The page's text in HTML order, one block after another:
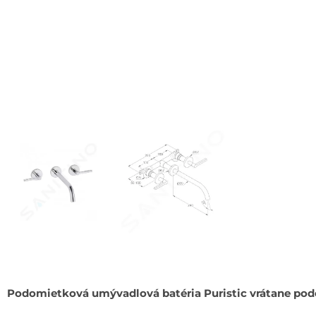
Podomietková umývadlová batéria Puristic vrátane